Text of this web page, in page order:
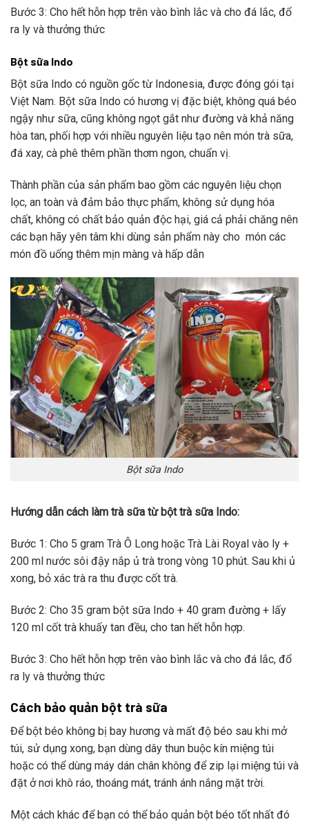
Bước 3: Cho hết hỗn hợp trên vào bình lắc và cho đá lắc, đổ
ra ly và thưởng thức
Bột sữa Indo
Bột sữa Indo có nguồn gốc từ Indonesia, được đóng gói tại
Việt Nam. Bột sữa Indo có hương vị đặc biệt, không quá béo
ngậy như sữa, cũng không ngọt gắt như đường và khả năng
hòa tan, phối hợp với nhiều nguyên liệu tạo nên món trà sữa,
đá xay, cà phê thêm phần thơm ngon, chuẩn vị.
Thành phần của sản phẩm bao gồm các nguyên liệu chọn
lọc, an toàn và đảm bảo thực phẩm, không sử dụng hóa
chất, không có chất bảo quản độc hại, giá cả phải chăng nên
các bạn hãy yên tâm khi dùng sản phẩm này cho món các
món đồ uống thêm mịn màng và hấp dẫn
Bột sữa Indo
Hướng dẫn cách làm trà sữa từ bột trà sữa Indo:
Bước 1: Cho 5 gram Trà Ô Long hoặc Trà Lài Royal vào ly +
200 ml nước sôi đậy nắp ủ trà trong vòng 10 phút. Sau khi ủ
xong, bỏ xác trà ra thu được cốt trà.
Bước 2: Cho 35 gram bột sữa Indo + 40 gram đường + lấy
120 ml cốt trà khuấy tan đều, cho tan hết hỗn hợp.
Bước 3: Cho hết hỗn hợp trên vào bình lắc và cho đá lắc, đổ
ra ly và thưởng thức
Cách bảo quản bột trà sữa
Để bột béo không bị bay hương và mất độ béo sau khi mở
túi, sử dụng xong, bạn dùng dây thun buộc kín miệng túi
hoặc có thể dùng máy dán chân không để zip lại miệng túi và
đặt ở nơi khô ráo, thoáng mát, tránh ánh nắng mặt trời.
Một cách khác để bạn có thể bảo quản bột béo tốt nhất đó